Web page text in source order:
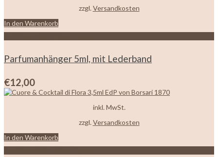
zzgl.Versandkosten
In den Warenkorb
Parfumanhänger 5ml, mit Lederband
€12,00
inkl. MwSt.
zzgl. Versandkosten
In den Warenkorb